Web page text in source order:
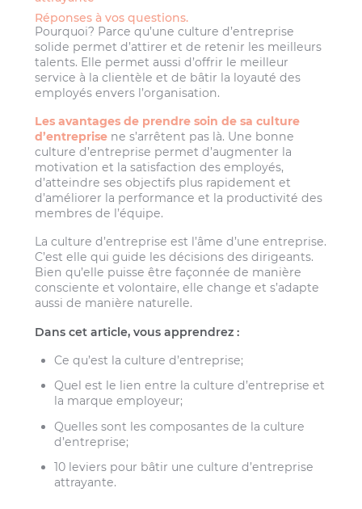
Réponses à vos questions.
Pourquoi? Parce qu’une culture d’entreprise
solide permet d’attirer et de retenir les meilleurs
talents. Elle permet aussi d’offrir le meilleur
service à la clientèle et de bâtir la loyauté des
employés envers l’organisation.
Les avantages de prendre soin de sa culture
d’entreprise ne s’arrêtent pas là. Une bonne
culture d’entreprise permet d’augmenter la
motivation et la satisfaction des employés,
d’atteindre ses objectifs plus rapidement et
d’améliorer la performance et la productivité des
membres de l’équipe.
La culture d’entreprise est l’âme d’une entreprise.
C’est elle qui guide les décisions des dirigeants.
Bien qu’elle puisse être façonnée de manière
consciente et volontaire, elle change et s’adapte
aussi de manière naturelle.
Dans cet article, vous apprendrez :
Ce qu’est la culture d’entreprise;
Quel est le lien entre la culture d’entreprise et
la marque employeur;
Quelles sont les composantes de la culture
d’entreprise;
10 leviers pour bâtir une culture d’entreprise
attrayante.